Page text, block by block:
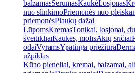
balzamasSerumasKaukėLosjonas
nuo slinkimoPriemonės nuo
priemonėsPlaukų dažai
LūpomsKremasTonikai, losjonai,
šveitikliaiKaukės, molisAkių sričiai
odaiVyramsYpatinga priežiūra
užpildas
Kūno pieneliai, kremai, balzamai,